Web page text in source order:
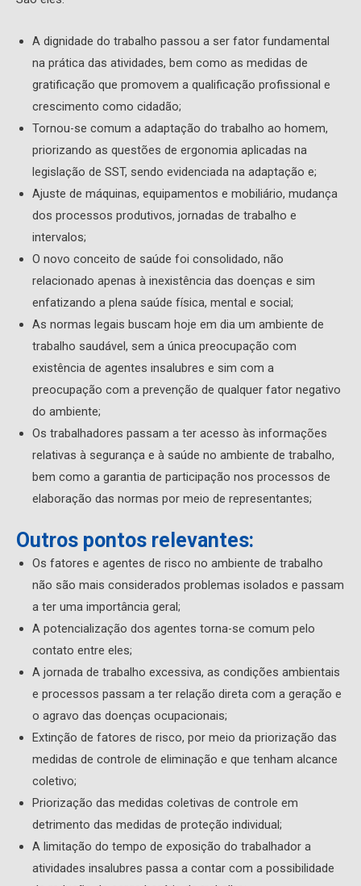
A dignidade do trabalho passou a ser fator fundamental
na prática das atividades, bem como as medidas de
gratificação que promovem a qualificação profissional e
crescimento como cidadão;
Tornou-se comum a adaptação do trabalho ao homem,
priorizando as questões de ergonomia aplicadas na
legislação de SST, sendo evidenciada na adaptação e;
Ajuste de máquinas, equipamentos e mobiliário, mudança
dos processos produtivos, jornadas de trabalho e
intervalos;
O novo conceito de saúde foi consolidado, não
relacionado apenas à inexistência das doenças e sim
enfatizando a plena saúde física, mental e social;
As normas legais buscam hoje em dia um ambiente de
trabalho saudável, sem a única preocupação com
existência de agentes insalubres e sim com a
preocupação com a prevenção de qualquer fator negativo
do ambiente;
Os trabalhadores passam a ter acesso às informações
relativas à segurança e à saúde no ambiente de trabalho,
bem como a garantia de participação nos processos de
elaboração das normas por meio de representantes;
Outros pontos relevantes:
Os fatores e agentes de risco no ambiente de trabalho
não são mais considerados problemas isolados e passam
a ter uma importância geral;
A potencialização dos agentes torna-se comum pelo
contato entre eles;
A jornada de trabalho excessiva, as condições ambientais
e processos passam a ter relação direta com a geração e
o agravo das doenças ocupacionais;
Extinção de fatores de risco, por meio da priorização das
medidas de controle de eliminação e que tenham alcance
coletivo;
Priorização das medidas coletivas de controle em
detrimento das medidas de proteção individual;
A limitação do tempo de exposição do trabalhador a
atividades insalubres passa a contar com a possibilidade